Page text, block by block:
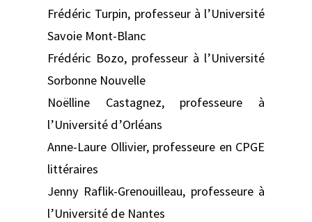
Frédéric Turpin, professeur à l’Université
Savoie Mont-Blanc
Frédéric Bozo, professeur à l’Université
Sorbonne Nouvelle
Noëlline Castagnez, professeure à
l’Université d’Orléans
Anne-Laure Ollivier, professeure en CPGE
littéraires
Jenny Raflik-Grenouilleau, professeure à
l’Université de Nantes